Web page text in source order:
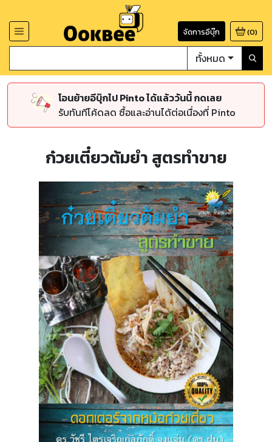
จัดการอีบุ๊ก (0)
ทั้งหมด
โอนย้ายอีบุ๊กไป Pinto ได้แล้ววันนี้ กดเลย
รับทันทีโค้ดลด ซื้อและอ่านได้ต่อเนื่องที่ Pinto
ก๋วยเตี๋ยวต้มยำ สูตรทำขาย